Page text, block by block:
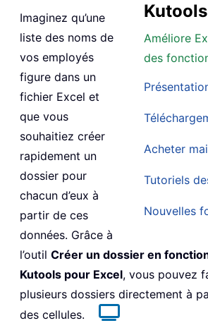
Améliore
des
Acheter
Tutoriels
Nouvelles
Imaginez qu’une
liste des noms de
vos employés
figure dans un
fichier Excel et
que vous
souhaitiez créer
rapidement un
dossier pour
chacun d’eux à
partir de ces
données. Grâce à
l’outil Créer un dossier en
Kutools pour Excel, vous pouvez
plusieurs dossiers directement à
des cellules.